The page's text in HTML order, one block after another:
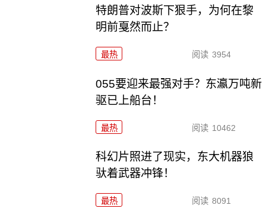
特朗普对波斯下狠手，为何在黎
明前戛然而止？
最热 阅读 3954
055要迎来最强对手？东瀛万吨新
驱已上船台！
最热 阅读 10462
科幻片照进了现实，东大机器狼
驮着武器冲锋！
最热 阅读 8091